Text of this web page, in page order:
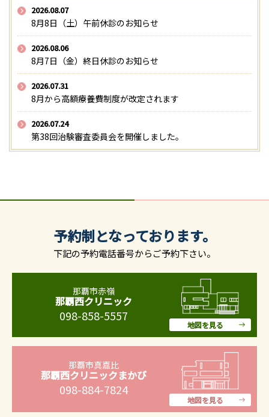
2026.08.07
8月8日（土）午前休診のお知らせ
2026.08.06
8月7日（金）終日休診のお知らせ
2026.07.31
8月から高額療養費制度が改定されます
2026.07.24
第38回治験審査委員会を開催しました。
予約制となっております。
下記の予約電話番号からご予約下さい。
那覇市赤嶺
那覇西クリニック
098-858-5557
地図を見る
那覇市真嘉比
那覇西クリニックまかび
098-884-7824
地図を見る